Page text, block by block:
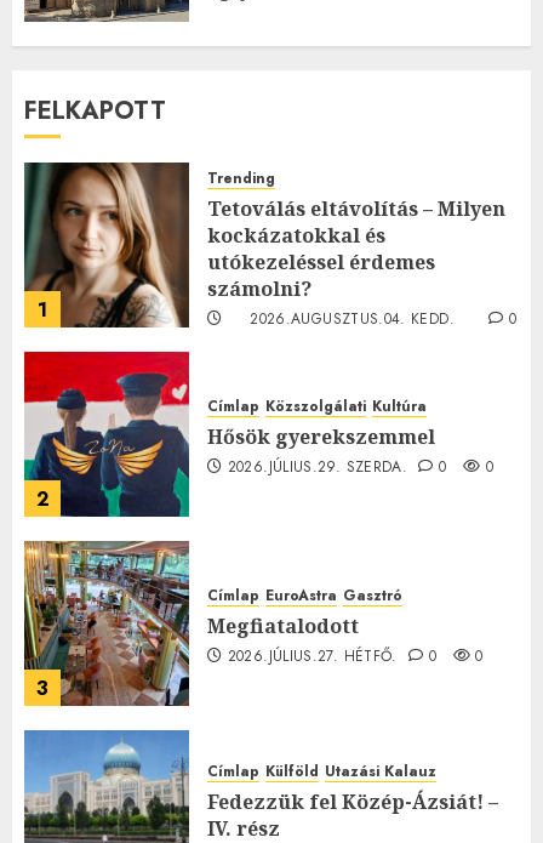
FELKAPOTT
1
Trending
Tetoválás eltávolítás – Milyen
kockázatokkal és
utókezeléssel érdemes
számolni?
2026.AUGUSZTUS.04. KEDD.
0
2
Címlap Közszolgálati Kultúra
Hősök gyerekszemmel
2026.JÚLIUS.29. SZERDA. 0 0
3
Címlap EuroAstra Gasztró
Megfiatalodott
2026.JÚLIUS.27. HÉTFŐ. 0 0
Címlap Külföld Utazási Kalauz
Fedezzük fel Közép-Ázsiát! –
IV. rész